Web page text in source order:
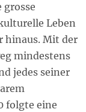
grosse
Leben
hinaus. Mit der
mindestens
jedes seiner
folgte eine